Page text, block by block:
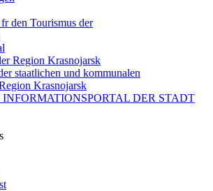
den Tourismus der
Region Krasnojarsk
staatlichen und kommunalen
Krasnojarsk
DER STADT